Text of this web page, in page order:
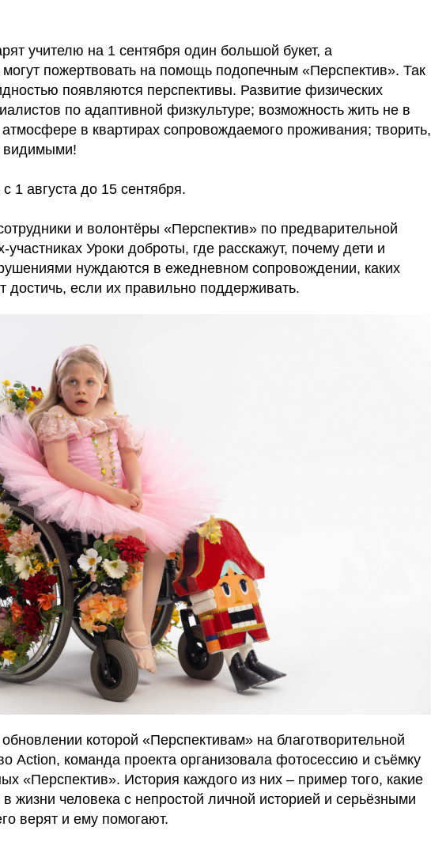
учителю на 1 сентября один большой букет, а
пожертвовать на помощь подопечным «Перспектив». Так
появляются перспективы. Развитие физических
по адаптивной физкультуре; возможность жить не в
в квартирах сопровождаемого проживания; творить,
видимыми!
1 августа до 15 сентября.
и волонтёры «Перспектив» по предварительной
Уроки доброты, где расскажут, почему дети и
нуждаются в ежедневном сопровождении, каких
достичь, если их правильно поддерживать.
которой «Перспективам» на благотворительной
Action, команда проекта организовала фотосессию и съёмку
«Перспектив». История каждого из них – пример того, какие
жизни человека с непростой личной историей и серьёзными
верят и ему помогают.